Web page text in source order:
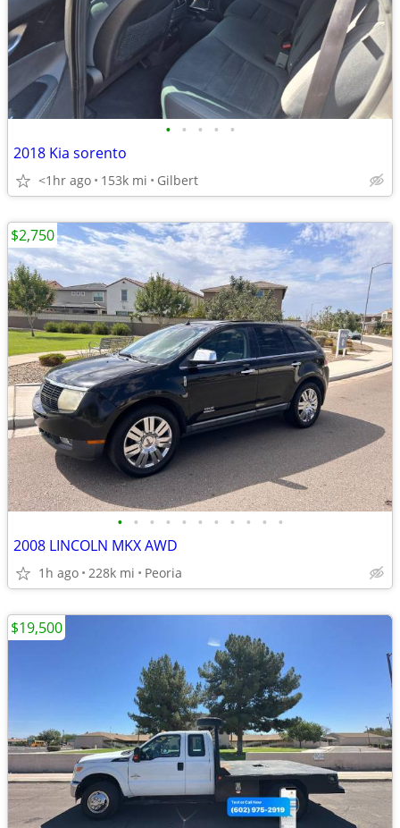
• • • • •
2018 Kia sorento
<1hr ago 153k mi Gilbert
• • • • • • • • • • •
2008 LINCOLN MKX AWD
1h ago 228k mi Peoria
$2,750
$19,500